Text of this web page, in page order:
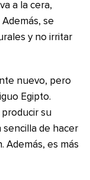
a la cera,
se
y no irritar
nuevo, pero
Egipto.
su
sencilla de hacer
Además, es más